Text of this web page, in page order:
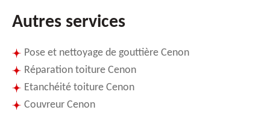
Autres services
Pose et nettoyage de gouttière Cenon
Réparation toiture Cenon
Etanchéité toiture Cenon
Couvreur Cenon